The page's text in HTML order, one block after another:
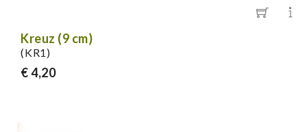
Kreuz (9 cm)
(KR1)
€ 4,20